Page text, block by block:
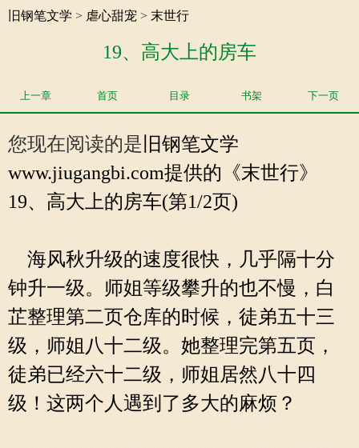
旧钢笔文学 > 虐心甜宠 > 末世行
19、高大上的房车
上一章 首页 目录 书架 下一页
您现在阅读的是 旧钢笔文学
www.jiugangbi.com提供的《末世行》
19、高大上的房车(第1/2页)
海风秋升级的速度很快，几乎隔十分
钟升一级。师姐等级攀升的也不慢，白
芷整理第二页仓库的时候，徒弟五十三
级，师姐八十二级。她整理完第五页，
徒弟已经六十二级，师姐居然八十四
级！这两个人遇到了多大的麻烦？